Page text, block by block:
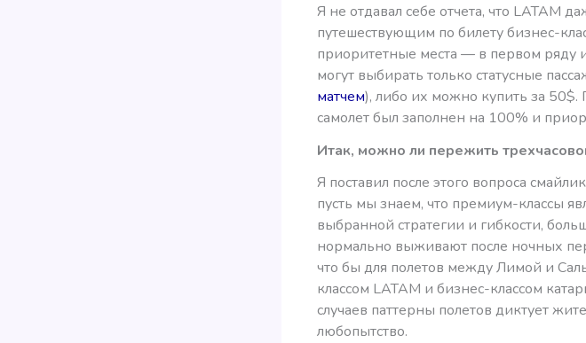
Я не отдавал себе отчета, что LATAM
путешествующим по билету бизнес-
приоритетные места — в первом ряду
могут выбирать только статусные
матчем), либо их можно купить за
самолет был заполнен на 100% и
Итак, можно ли пережить
Я поставил после этого вопроса
пусть мы знаем, что премиум-классы
выбранной стратегии и гибкости,
нормально выживают после ночных
что бы для полетов между Лимой и
классом LATAM и бизнес-классом
случаев паттерны полетов диктует
любопытство.